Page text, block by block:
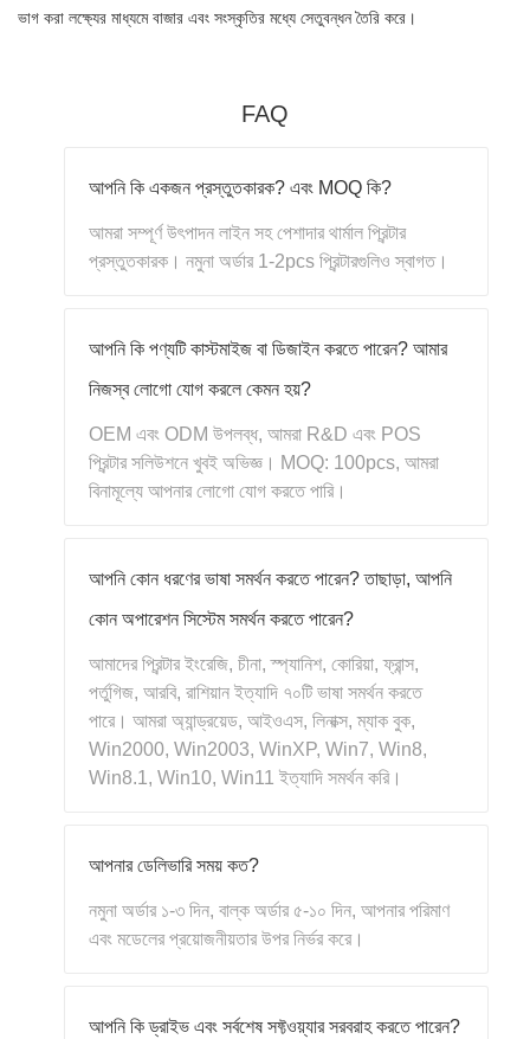
ভাগ করা লক্ষ্যের মাধ্যমে বাজার এবং সংস্কৃতির মধ্যে সেতুবন্ধন তৈরি করে।
FAQ
আপনি কি একজন প্রস্তুতকারক? এবং MOQ কি?
আমরা সম্পূর্ণ উৎপাদন লাইন সহ পেশাদার থার্মাল প্রিন্টার
প্রস্তুতকারক। নমুনা অর্ডার 1-2pcs প্রিন্টারগুলিও স্বাগত।
আপনি কি পণ্যটি কাস্টমাইজ বা ডিজাইন করতে পারেন? আমার
নিজস্ব লোগো যোগ করলে কেমন হয়?
OEM এবং ODM উপলব্ধ, আমরা R&D এবং POS
প্রিন্টার সলিউশনে খুবই অভিজ্ঞ। MOQ: 100pcs, আমরা
বিনামূল্যে আপনার লোগো যোগ করতে পারি।
আপনি কোন ধরণের ভাষা সমর্থন করতে পারেন? তাছাড়া, আপনি
কোন অপারেশন সিস্টেম সমর্থন করতে পারেন?
আমাদের প্রিন্টার ইংরেজি, চীনা, স্প্যানিশ, কোরিয়া, ফ্রান্স,
পর্তুগিজ, আরবি, রাশিয়ান ইত্যাদি ৭০টি ভাষা সমর্থন করতে
পারে। আমরা অ্যান্ড্রয়েড, আইওএস, লিনাক্স, ম্যাক বুক,
Win2000, Win2003, WinXP, Win7, Win8,
Win8.1, Win10, Win11 ইত্যাদি সমর্থন করি।
আপনার ডেলিভারি সময় কত?
নমুনা অর্ডার ১-৩ দিন, বাল্ক অর্ডার ৫-১০ দিন, আপনার পরিমাণ
এবং মডেলের প্রয়োজনীয়তার উপর নির্ভর করে।
আপনি কি ড্রাইভ এবং সর্বশেষ সফ্টওয়্যার সরবরাহ করতে পারেন?